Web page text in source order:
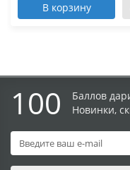
В корзину
100
Баллов
Новинки,